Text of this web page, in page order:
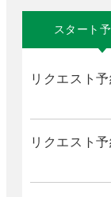
スタート
リクエスト
リクエスト